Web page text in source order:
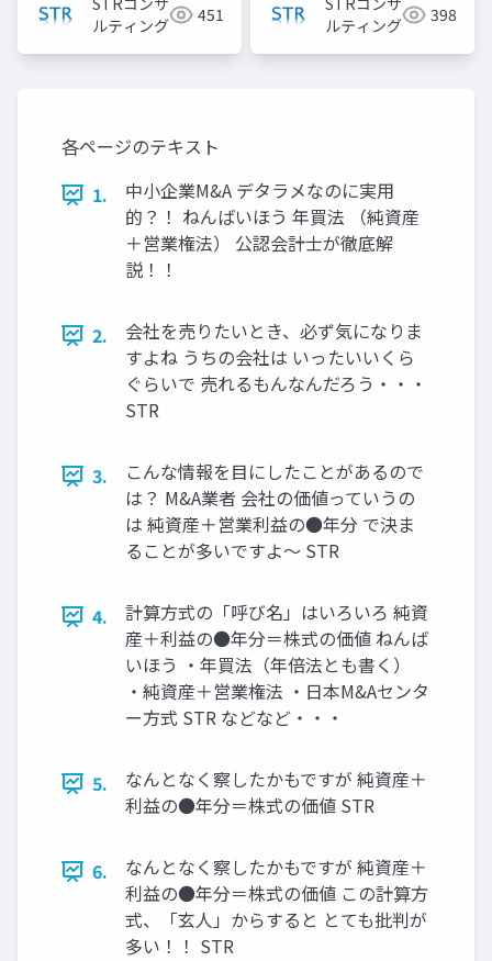
ルティング
451
料
ルティング
398
各ページのテキスト
1.
中小企業M&A デタラメなのに実用
的？！ ねんばいほう 年買法 （純資産
＋営業権法） 公認会計士が徹底解
説！！
2.
会社を売りたいとき、必ず気になりま
すよね うちの会社は いったいいくら
ぐらいで 売れるもんなんだろう・・・
STR
3.
こんな情報を目にしたことがあるので
は？ M&A業者 会社の価値っていうの
は 純資産＋営業利益の●年分 で決ま
ることが多いですよ〜 STR
4.
計算方式の「呼び名」はいろいろ 純資
産＋利益の●年分＝株式の価値 ねんば
いほう ・年買法（年倍法とも書く）
・純資産＋営業権法 ・日本M&Aセンタ
ー方式 STR などなど・・・
5.
なんとなく察したかもですが 純資産＋
利益の●年分＝株式の価値 STR
6.
なんとなく察したかもですが 純資産＋
利益の●年分＝株式の価値 この計算方
式、「玄人」からすると とても批判が
多い！！ STR